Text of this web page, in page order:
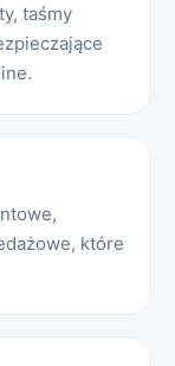
taśmy
które